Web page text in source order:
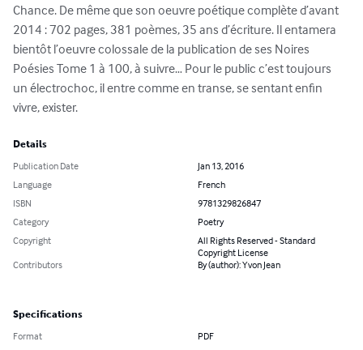
Chance. De même que son oeuvre poétique complète d’avant
2014 : 702 pages, 381 poèmes, 35 ans d’écriture. Il entamera
bientôt l’oeuvre colossale de la publication de ses Noires
Poésies Tome 1 à 100, à suivre… Pour le public c’est toujours
un électrochoc, il entre comme en transe, se sentant enfin
vivre, exister.
Details
Publication Date
Jan 13, 2016
Language
French
ISBN
9781329826847
Category
Poetry
Copyright
All Rights Reserved - Standard
Copyright License
Contributors
By (author): Yvon Jean
Specifications
Format PDF